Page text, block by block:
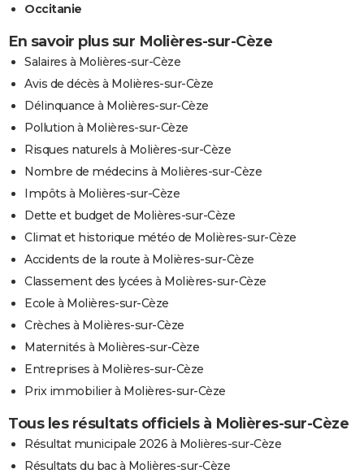
Occitanie
En savoir plus sur Molières-sur-Cèze
Salaires à Molières-sur-Cèze
Avis de décès à Molières-sur-Cèze
Délinquance à Molières-sur-Cèze
Pollution à Molières-sur-Cèze
Risques naturels à Molières-sur-Cèze
Nombre de médecins à Molières-sur-Cèze
Impôts à Molières-sur-Cèze
Dette et budget de Molières-sur-Cèze
Climat et historique météo de Molières-sur-Cèze
Accidents de la route à Molières-sur-Cèze
Classement des lycées à Molières-sur-Cèze
Ecole à Molières-sur-Cèze
Crèches à Molières-sur-Cèze
Maternités à Molières-sur-Cèze
Entreprises à Molières-sur-Cèze
Prix immobilier à Molières-sur-Cèze
Tous les résultats officiels à Molières-sur-Cèze
Résultat municipale 2026 à Molières-sur-Cèze
Résultats du bac à Molières-sur-Cèze